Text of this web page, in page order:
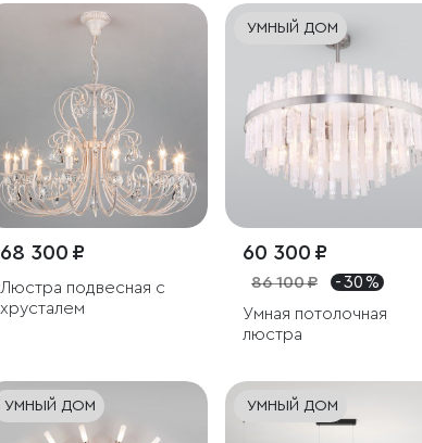
68 300 ₽
Люстра подвесная с
хрусталем
УМНЫЙ ДОМ
60 300 ₽
86 100 ₽
- 30 %
Умная потолочная
люстра
УМНЫЙ ДОМ УМНЫЙ ДОМ